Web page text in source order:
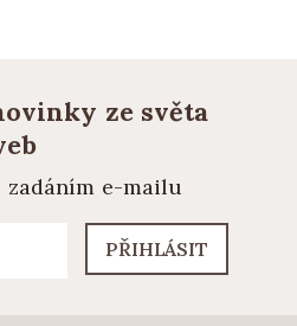
ze světa
e-mailu
PŘIHLÁSIT